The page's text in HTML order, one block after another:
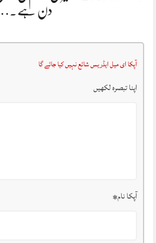
دن ہے.…
آپکا ای میل ایڈریس شائع نہیں کیا جائے گا
اپنا تبصرہ لکھیں
آپکا نام*